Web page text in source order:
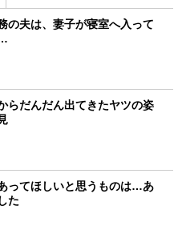
の夫は、妻子が寝室へ入って
らだんだん出てきたヤツの姿
ってほしいと思うものは…あ
た